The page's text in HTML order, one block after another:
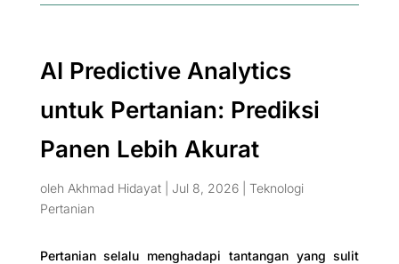
AI Predictive Analytics
untuk Pertanian: Prediksi
Panen Lebih Akurat
oleh Akhmad Hidayat| Jul 8, 2026| Teknologi
Pertanian
Pertanian selalu menghadapi tantangan yang sulit